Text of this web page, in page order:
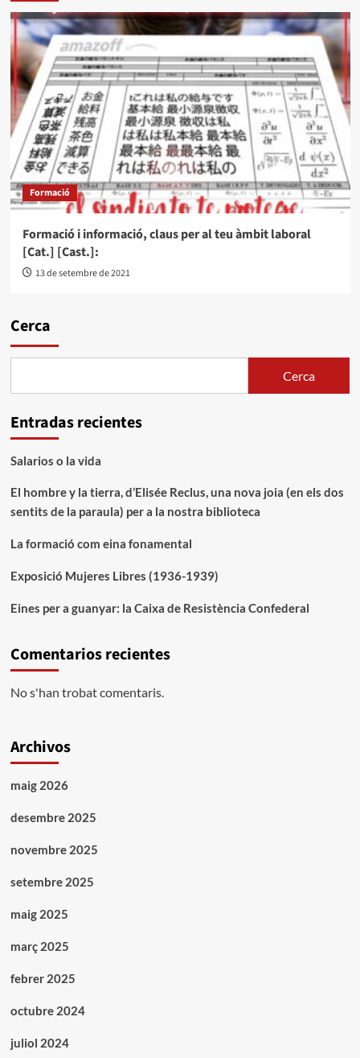
Formació
Formació i informació, claus per al teu àmbit laboral
[Cat.] [Cast.]:
13 de setembre de 2021
Cerca
Cerca
Entradas recientes
Salarios o la vida
El hombre y la tierra, d’Elisée Reclus, una nova joia (en els dos
sentits de la paraula) per a la nostra biblioteca
La formació com eina fonamental
Exposició Mujeres Libres (1936-1939)
Eines per a guanyar: la Caixa de Resistència Confederal
Comentarios recientes
No s'han trobat comentaris.
Archivos
maig 2026
desembre 2025
novembre 2025
setembre 2025
maig 2025
març 2025
febrer 2025
octubre 2024
juliol 2024